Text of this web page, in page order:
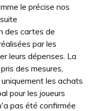
le précise nos
des cartes de
par les
leurs dépenses. La
des mesures,
les achats
pour les joueurs
pas été confirmée